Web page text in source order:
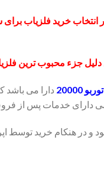
خرید فلزیاب برای
جزء محبوب ترین
دارا می
هنکام خرید توسط